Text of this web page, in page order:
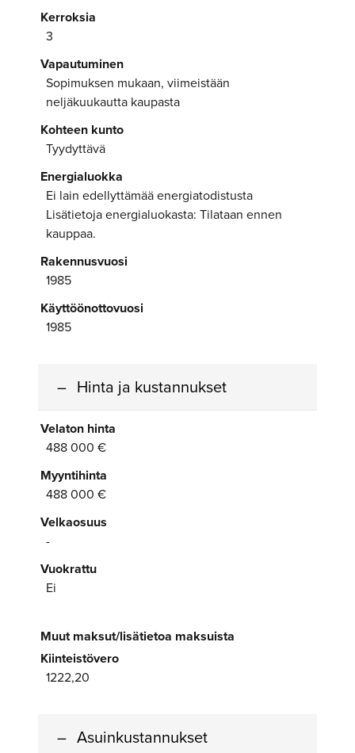
Kerroksia
3
Vapautuminen
Sopimuksen mukaan, viimeistään
neljäkuukautta kaupasta
Kohteen kunto
Tyydyttävä
Energialuokka
Ei lain edellyttämää energiatodistusta
Lisätietoja energialuokasta: Tilataan ennen
kauppaa.
Rakennusvuosi
1985
Käyttöönottovuosi
1985
Hinta ja kustannukset
Velaton hinta
488 000 €
Myyntihinta
488 000 €
Velkaosuus
-
Vuokrattu
Ei
Muut maksut/lisätietoa maksuista
Kiinteistövero
1222,20
Asuinkustannukset